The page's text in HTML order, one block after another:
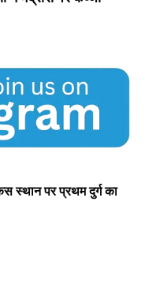
स्थान पर प्रथम दुर्ग का